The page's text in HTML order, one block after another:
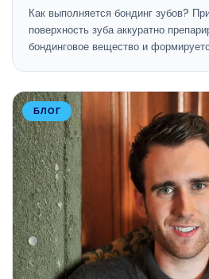
Как выполняется бондинг зубов?
поверхность зуба аккуратно
бондинговое вещество и
БЛОГ